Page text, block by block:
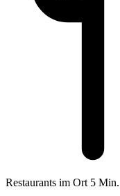
Restaurants im Ort 5 Min.